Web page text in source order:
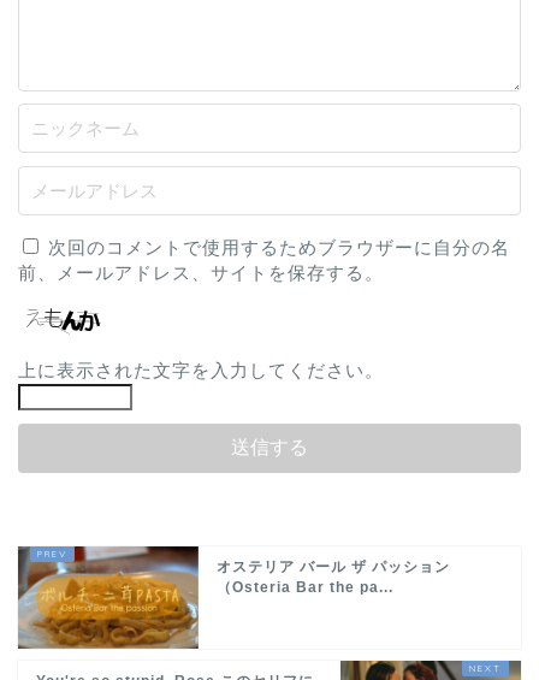
次回のコメントで使用するためブラウザーに自分の名
前、メールアドレス、サイトを保存する。
上に表示された文字を入力してください。
オステリア バール ザ パッション
（Osteria Bar the pa...